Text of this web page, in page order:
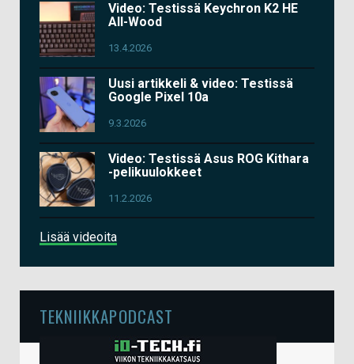
Video: Testissä Keychron K2 HE
All-Wood
13.4.2026
Uusi artikkeli & video: Testissä
Google Pixel 10a
9.3.2026
Video: Testissä Asus ROG Kithara
-pelikuulokkeet
11.2.2026
Lisää videoita
TEKNIIKKAPODCAST